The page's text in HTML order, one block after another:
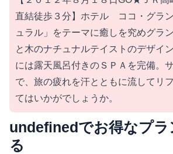
直結徒歩３分】ホテル ココ・グラ
ュラル」をテーマに癒しを究めグラ
と木のナチュナルテイストのデザイ
には露天風呂付きのＳＰＡを完備。
で、旅の疲れを汗とともに流してリ
てはいかがでしょうか。
undefinedでお得なプラ
る